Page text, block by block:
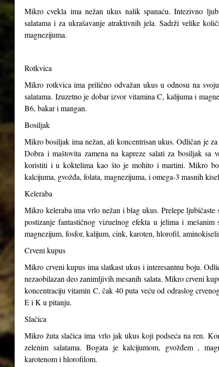
Mikro cvekla ima nežan ukus nalik spanaću. Intezivno
salatama i za ukrašavanje atraktivnih jela. Sadrži velike
magnezijuma.
Rotkvica
Mikro rotkvica ima prilično odvažan ukus u odnosu na
salatama. Izuzetno je dobar izvor vitamina C, kalijuma i
B6, bakar i mangan.
Bosiljak
Mikro bosiljak ima nežan, ali koncentrisan ukus. Odličan je
Dobra i maštovita zamena na kapreze salati za bosiljak
koristiti i u koktelima kao što je mohito i martini. Mikro
kalcijuma, gvožđa, folata, magnezijuma, i omega-3 masnih
Keleraba
Mikro keleraba ima vrlo nežan i blag ukus. Prelepe
postizanje fantastičnog vizuelnog efekta u jelima i
magnezijum, fosfor, kalijum, cink, karoten, hlorofil,
Crveni kupus
Mikro crveni kupus ima slatkast ukus i interesantnu boju.
nezaobilazan deo zanimljivih mesanih salata. Mikro crveni
koncentraciju vitamin C, čak 40 puta veću od odraslog
E i K u pitanju.
Slačica
Mikro žuta slačica ima vrlo jak ukus koji podseća na ren.
zelenim salatama. Bogata je kalcijumom, gvožđem ,
karotenom i hlorofilom.